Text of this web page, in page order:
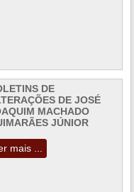
DE
DE JOSÉ
MACHADO
JÚNIOR
mais ...